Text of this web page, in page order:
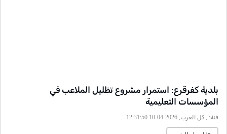
بلدية كفرقرع: استمرار مشروع تظليل الملاعب في
المؤسسات التعليمية
فئة: , كل العرب, 2026-04-10 12:31:50